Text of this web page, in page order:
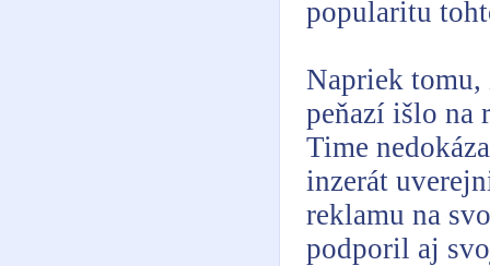
popularitu
Napriek
peňazí išlo na
Time
inzerát
reklamu na
podporil aj